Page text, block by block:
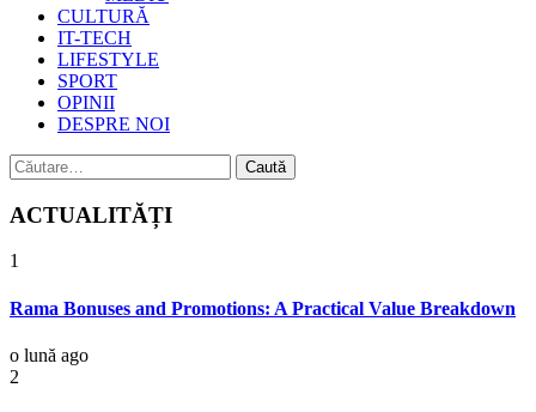
CULTURĂ
IT-TECH
LIFESTYLE
SPORT
OPINII
DESPRE NOI
Caută
după:
ACTUALITĂȚI
1
Rama Bonuses and Promotions: A Practical Value Breakdown
o lună ago
2